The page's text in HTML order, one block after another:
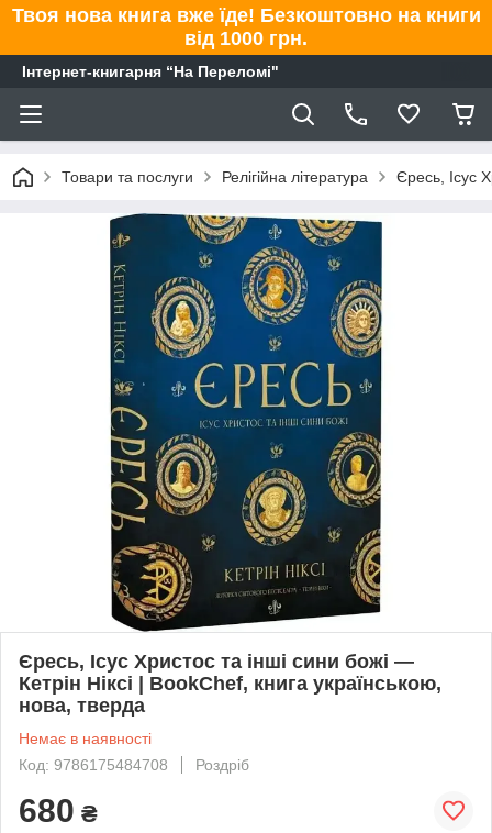
Твоя нова книга вже їде! Безкоштовно на книги
від 1000 грн.
Інтернет-книгарня “На Переломі"
Товари та послуги Релігійна література Єресь, Ісус
Єресь, Ісус Христос та інші сини божі —
Кетрін Ніксі | BookChef, книга українською,
нова, тверда
Немає в наявності
Код: 9786175484708
Роздріб
680 ₴